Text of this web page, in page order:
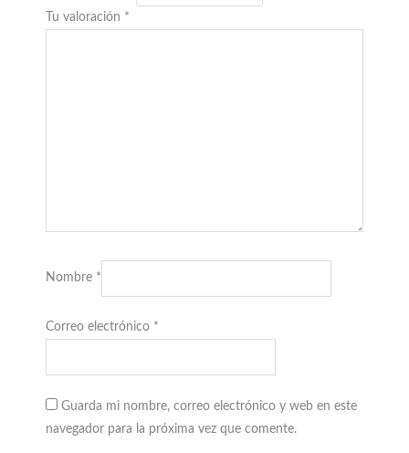
Tu valoración *
Nombre *
Correo electrónico *
Guarda mi nombre, correo electrónico y web en este
navegador para la próxima vez que comente.